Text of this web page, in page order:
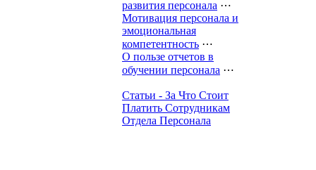
развития персонала ⋯
Мотивация персонала и
эмоциональная
компетентность ⋯
О пользе отчетов в
обучении персонала ⋯
Статьи - За Что Стоит
Платить Сотрудникам
Отдела Персонала